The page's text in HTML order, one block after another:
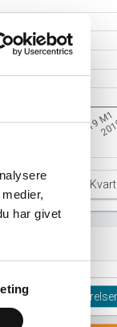
har givet
M5
2018 M72018 M92018 M112019 M1
Måned